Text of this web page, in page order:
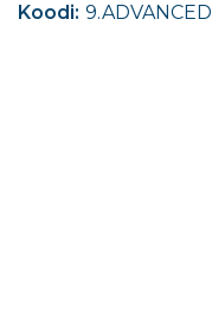
Koodi: 9.ADVANCED